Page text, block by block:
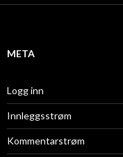
i
META
Logg inn
Innleggsstrøm
Kommentarstrøm